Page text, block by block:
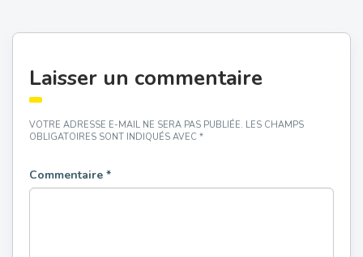
Laisser un commentaire
VOTRE ADRESSE E-MAIL NE SERA PAS PUBLIÉE. LES CHAMPS
OBLIGATOIRES SONT INDIQUÉS AVEC *
Commentaire *